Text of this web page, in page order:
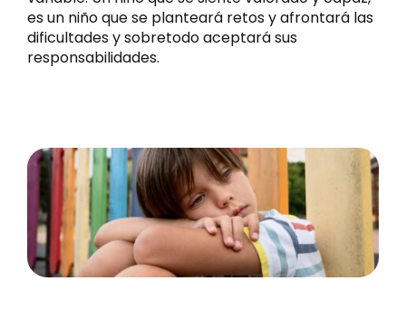
es un niño que se planteará retos y afrontará las
dificultades y sobretodo aceptará sus
responsabilidades.